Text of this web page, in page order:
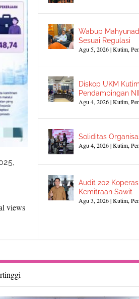
views
Wabup
Sesuai Regulasi
Agu 5, 2026|Kutim,
Diskop UKM
Pendampingan
Agu 4, 2026|Kutim,
Soliditas
Agu 4, 2026|Kutim,
Audit 202
Kemitraan Sawit
Agu 3, 2026|Kutim,